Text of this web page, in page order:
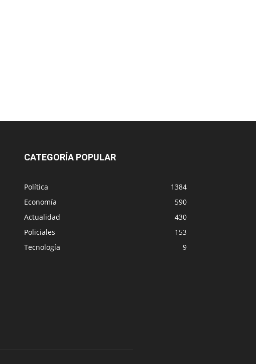
CATEGORÍA POPULAR
Política
1384
Economía
590
Actualidad
430
Policiales
153
Tecnología
9